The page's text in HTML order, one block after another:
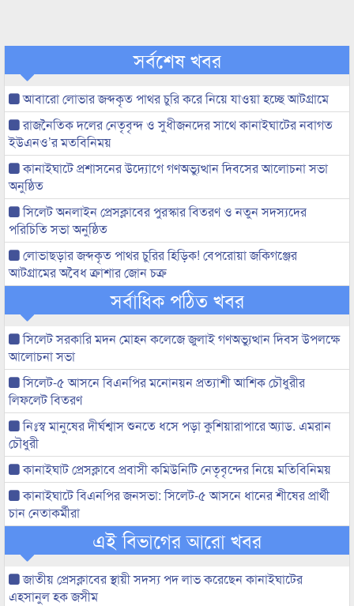
সর্বশেষ খবর
আবারো লোভার জব্দকৃত পাথর চুরি করে নিয়ে যাওয়া হচ্ছে আটগ্রামে
রাজনৈতিক দলের নেতৃবৃন্দ ও সুধীজনদের সাথে কানাইঘাটের নবাগত
ইউএনও’র মতবিনিময়
কানাইঘাটে প্রশাসনের উদ্যোগে গণঅভ্যুত্থান দিবসের আলোচনা সভা
অনুষ্ঠিত
সিলেট অনলাইন প্রেসক্লাবের পুরস্কার বিতরণ ও নতুন সদস্যদের
পরিচিতি সভা অনুষ্ঠিত
লোভাছড়ার জব্দকৃত পাথর চুরির হিড়িক! বেপরোয়া জকিগঞ্জের
আটগ্রামের অবৈধ ক্রাশার জোন চক্র
সর্বাধিক পঠিত খবর
সিলেট সরকারি মদন মোহন কলেজে জুলাই গণঅভ্যুত্থান দিবস উপলক্ষে
আলোচনা সভা
সিলেট-৫ আসনে বিএনপির মনোনয়ন প্রত্যাশী আশিক চৌধুরীর
লিফলেট বিতরণ
নিঃস্ব মানুষের দীর্ঘশ্বাস শুনতে ধসে পড়া কুশিয়ারাপারে অ্যাড. এমরান
চৌধুরী
কানাইঘাট প্রেসক্লাবে প্রবাসী কমিউনিটি নেতৃবৃন্দের নিয়ে মতিবিনিময়
কানাইঘাটে বিএনপির জনসভা: সিলেট-৫ আসনে ধানের শীষের প্রার্থী
চান নেতাকর্মীরা
এই বিভাগের আরো খবর
জাতীয় প্রেসক্লাবের স্থায়ী সদস্য পদ লাভ করেছেন কানাইঘাটের
এহসানুল হক জসীম